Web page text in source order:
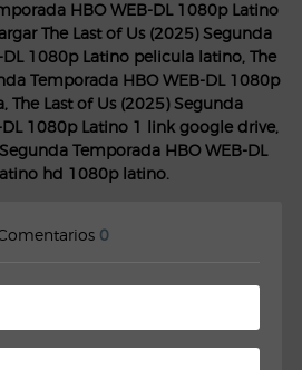
HBO WEB-DL 1080p Latino
The Last of Us (2025) Segunda
1080p Latino pelicula latino, The
Temporada HBO WEB-DL 1080p
The Last of Us (2025) Segunda
1080p Latino 1 link google drive,
Temporada HBO WEB-DL
hd 1080p latino.
0